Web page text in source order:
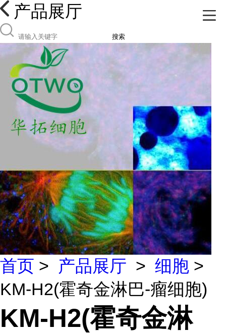
产品展厅
搜索
首页 > 产品展厅 > 细胞 >
KM-H2(霍奇金淋巴-瘤细胞)
KM-H2(霍奇金淋